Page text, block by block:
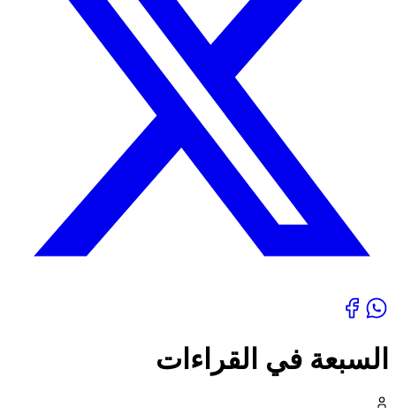
السبعة في القراءات